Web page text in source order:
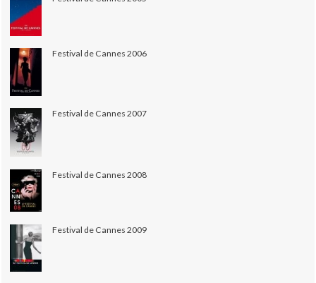
Festival de Cannes 2006
Festival de Cannes 2007
Festival de Cannes 2008
Festival de Cannes 2009